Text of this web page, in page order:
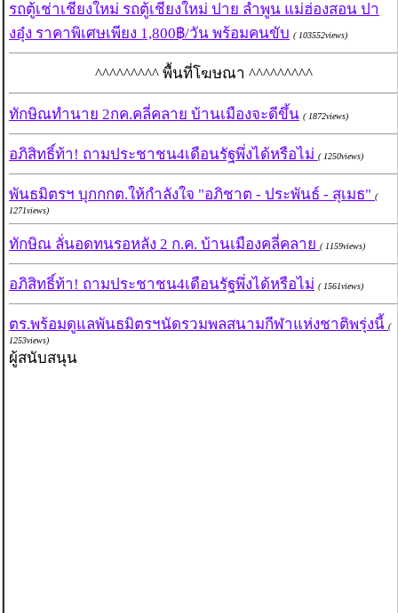
รถตู้เช่าเชียงใหม่ รถตู้เชียงใหม่ ปาย ลำพูน แม่ฮ่องสอน ปา
งอุ๋ง ราคาพิเศษเพียง 1,800฿/วัน พร้อมคนขับ ( 103552views)
^^^^^^^^^ พื้นที่โฆษณา ^^^^^^^^^
ทักษิณทํานาย 2กค.คลี่คลาย บ้านเมืองจะดีขึ้น ( 1872views)
อภิสิทธิ์ท้า! ถามประชาชน4เดือนรัฐพึ่งได้หรือไม่ ( 1250views)
พันธมิตรฯ บุกกกต.ให้กำลังใจ "อภิชาต - ประพันธ์ - สุเมธ" (
1271views)
ทักษิณ ลั่นอดทนรอหลัง 2 ก.ค. บ้านเมืองคลี่คลาย ( 1159views)
อภิสิทธิ์ท้า! ถามประชาชน4เดือนรัฐพึ่งได้หรือไม่ ( 1561views)
ตร.พร้อมดูแลพันธมิตรฯนัดรวมพลสนามกีฬาแห่งชาติพรุ่งนี้ (
1253views)
ผู้สนับสนุน